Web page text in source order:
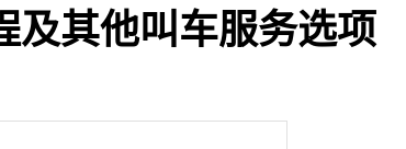
及其他叫车服务选项